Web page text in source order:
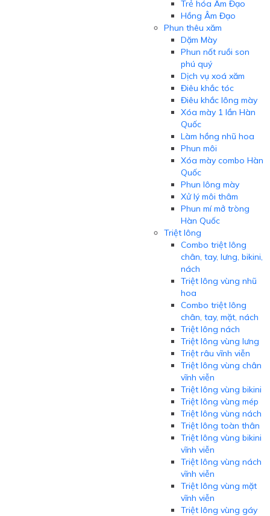
Trẻ hóa Âm Đạo
Hồng Âm Đạo
Phun thêu xăm
Dặm Mày
Phun nốt ruồi son
phú quý
Dịch vụ xoá xăm
Điêu khắc tóc
Điêu khắc lông mày
Xóa mày 1 lần Hàn
Quốc
Làm hồng nhũ hoa
Phun môi
Xóa mày combo Hàn
Quốc
Phun lông mày
Xử lý môi thâm
Phun mí mở tròng
Hàn Quốc
Triệt lông
Combo triệt lông
chân, tay, lưng, bikini,
nách
Triệt lông vùng nhũ
hoa
Combo triệt lông
chân, tay, mặt, nách
Triệt lông nách
Triệt lông vùng lưng
Triệt râu vĩnh viễn
Triệt lông vùng chân
vĩnh viễn
Triệt lông vùng bikini
Triệt lông vùng mép
Triệt lông vùng nách
Triệt lông toàn thân
Triệt lông vùng bikini
vĩnh viễn
Triệt lông vùng nách
vĩnh viễn
Triệt lông vùng mặt
vĩnh viễn
Triệt lông vùng gáy